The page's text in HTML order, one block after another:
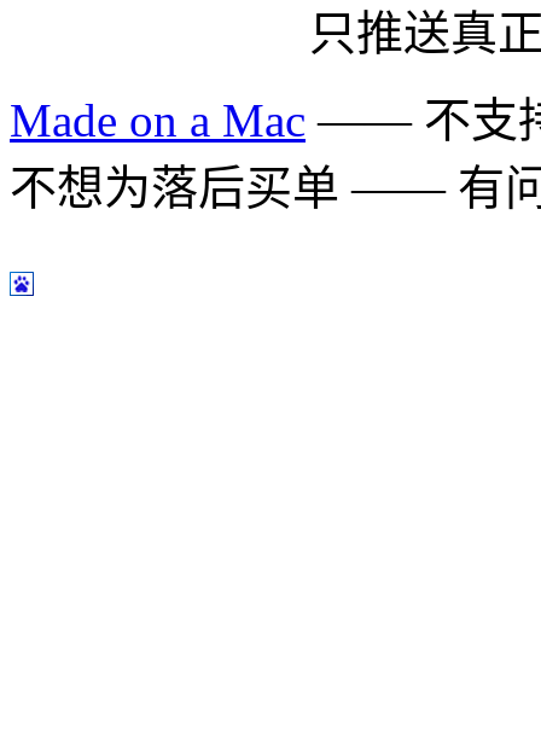
只推送真
Made on a Mac —— 不支
不想为落后买单 —— 有